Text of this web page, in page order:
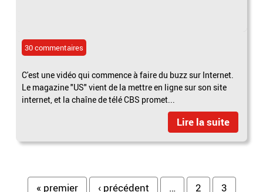
30 commentaires
C'est une vidéo qui commence à faire du buzz sur Internet.
Le magazine "US" vient de la mettre en ligne sur son site
internet, et la chaîne de télé CBS promet...
Lire la suite
« premier ‹ précédent … 2 3